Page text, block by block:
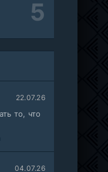
22.07.26
то, что
04.07.26